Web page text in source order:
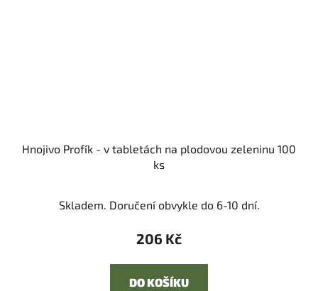
Hnojivo Profík - v tabletách na plodovou zeleninu 100
ks
Skladem. Doručení obvykle do 6-10 dní.
206 Kč
DO KOŠÍKU